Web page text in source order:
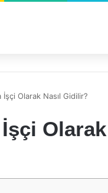
İşçi Olarak Nasıl Gidilir?